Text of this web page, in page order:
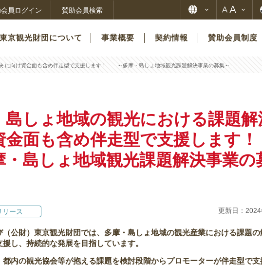
員ログイン 賛助会員検索
東京観光財団について 事業概要 契約情報 賛助会員制度
に向け資金面も含め伴走型で支援します！ ～多摩・島しょ地域観光課題解決事業の募集～
島しょ地域の観光における課題解
金面も含め伴走型で支援しま
・島しょ地域観光課題解決事業の
リース 更新日：
公財）東京観光財団では、多摩・島しょ地域の観光産業における課題の
し、持続的な発展を目指しています。
内の観光協会等が抱える課題を検討段階からプロモーターが伴走型で支